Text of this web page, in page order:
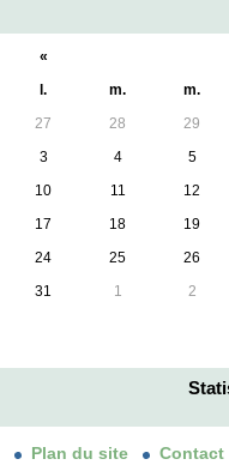
«
l.
m. m.
27
28 29
3
4 5
10
11 12
17
18 19
24
25 26
31
1 2
Plan du site Contact